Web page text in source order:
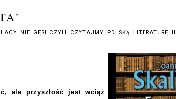
NIE GĘSI CZYLI CZYTAJMY POLSKĄ LITERATURĘ II
ale przyszłość jest wciąż